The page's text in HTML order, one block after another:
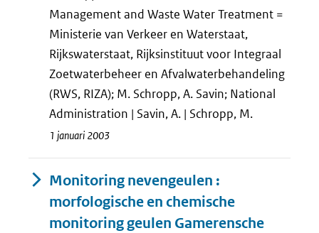
Management and Waste Water Treatment =
Ministerie van Verkeer en Waterstaat,
Rijkswaterstaat, Rijksinstituut voor Integraal
Zoetwaterbeheer en Afvalwaterbehandeling
(RWS, RIZA); M. Schropp, A. Savin; National
Administration | Savin, A. | Schropp, M.
1 januari 2003
Monitoring nevengeulen :
morfologische en chemische
monitoring geulen Gamerensche